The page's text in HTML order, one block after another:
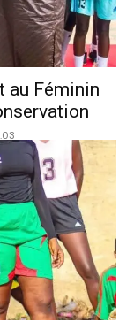
au Féminin